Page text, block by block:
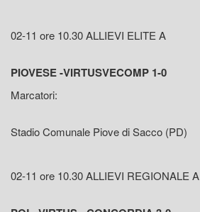
02-11 ore 10.30 ALLIEVI ELITE A
PIOVESE -VIRTUSVECOMP 1-0
Marcatori:
Stadio Comunale Piove di Sacco (PD)
02-11 ore 10.30 ALLIEVI REGIONALE A